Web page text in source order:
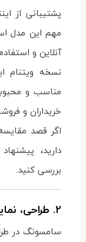
پشتیبانی از
مهم این مدل
آنلاین و
نسخه ویتنام
مناسب و
خریداران و
اگر قصد
دارید،
بررسی کنید.
2. طراحی، نمایشگر و کیفیت ساخت